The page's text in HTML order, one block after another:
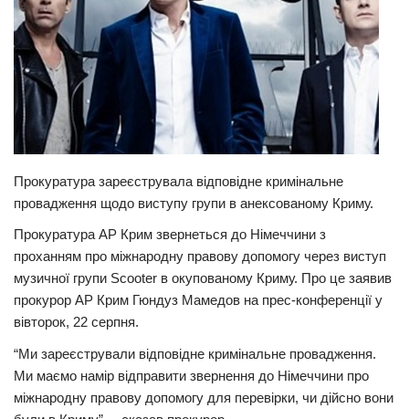
Прикарпаття
Економіка
Політика
Світ
Наука
Історії
Рецепти
Події
Кримінал
Прокуратура зареєструвала відповідне кримінальне
провадження щодо виступу групи в анексованому Криму.
Прокуратура АР Крим звернеться до Німеччини з
проханням про міжнародну правову допомогу через виступ
музичної групи Scooter в окупованому Криму. Про це заявив
прокурор АР Крим Гюндуз Мамедов на прес-конференції у
вівторок, 22 серпня.
“Ми зареєстрували відповідне кримінальне провадження.
Ми маємо намір відправити звернення до Німеччини про
міжнародну правову допомогу для перевірки, чи дійсно вони